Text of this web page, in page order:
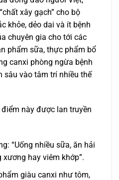
xây gạch” cho bộ
khỏe, dẻo dai và ít bệnh
chuyên gia cho tới các
phẩm sữa, thực phẩm bổ
canxi phòng ngừa bệnh
sâu vào tâm trí nhiều thế
này được lan truyền
“Uống nhiều sữa, ăn hải
hay viêm khớp”.
giàu canxi như tôm,